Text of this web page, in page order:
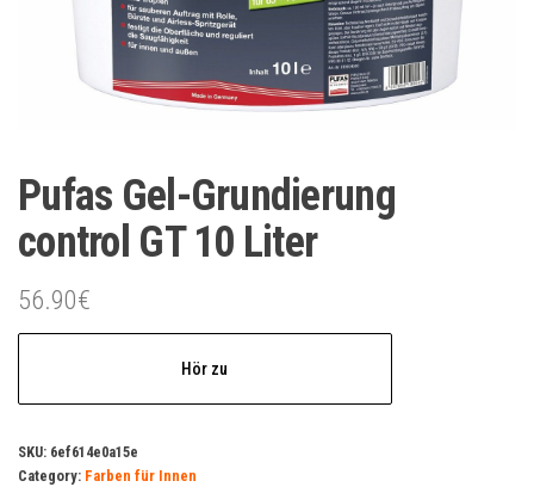
Pufas Gel-Grundierung
control GT 10 Liter
56.90€
Hör zu
SKU: 6ef614e0a15e
Category: Farben für Innen